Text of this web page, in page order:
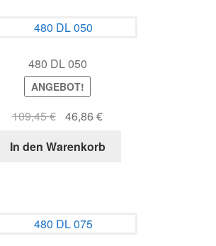
480 DL 050
ANGEBOT!
109,45€ Ursprünglicher
war:
46,86€Aktueller
ist:
In den Warenkorb